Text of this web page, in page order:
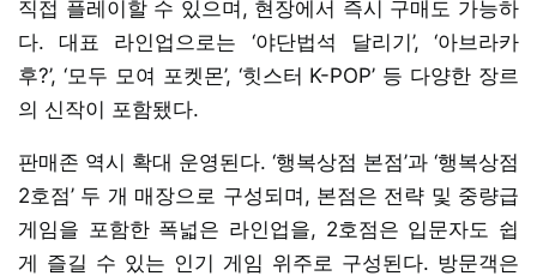
직접 플레이할 수 있으며, 현장에서 즉시 구매도 가능하
다. 대표 라인업으로는 ‘야단법석 달리기’, ‘아브라카
후?’, ‘모두 모여 포켓몬’, ‘힛스터 K-POP’ 등 다양한 장르
의 신작이 포함됐다.
판매존 역시 확대 운영된다. ‘행복상점 본점’과 ‘행복상점
2호점’ 두 개 매장으로 구성되며, 본점은 전략 및 중량급
게임을 포함한 폭넓은 라인업을, 2호점은 입문자도 쉽
게 즐길 수 있는 인기 게임 위주로 구성된다. 방문객은